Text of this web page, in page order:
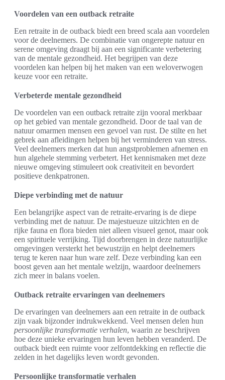
Voordelen van een outback retraite
Een retraite in de outback biedt een breed scala aan voordelen
voor de deelnemers. De combinatie van ongerepte natuur en
serene omgeving draagt bij aan een significante verbetering
van de mentale gezondheid. Het begrijpen van deze
voordelen kan helpen bij het maken van een weloverwogen
keuze voor een retraite.
Verbeterde mentale gezondheid
De voordelen van een outback retraite zijn vooral merkbaar
op het gebied van mentale gezondheid. Door de taal van de
natuur omarmen mensen een gevoel van rust. De stilte en het
gebrek aan afleidingen helpen bij het verminderen van stress.
Veel deelnemers merken dat hun angstproblemen afnemen en
hun algehele stemming verbetert. Het kennismaken met deze
nieuwe omgeving stimuleert ook creativiteit en bevordert
positieve denkpatronen.
Diepe verbinding met de natuur
Een belangrijke aspect van de retraite-ervaring is de diepe
verbinding met de natuur. De majestueuze uitzichten en de
rijke fauna en flora bieden niet alleen visueel genot, maar ook
een spirituele verrijking. Tijd doorbrengen in deze natuurlijke
omgevingen versterkt het bewustzijn en helpt deelnemers
terug te keren naar hun ware zelf. Deze verbinding kan een
boost geven aan het mentale welzijn, waardoor deelnemers
zich meer in balans voelen.
Outback retraite ervaringen van deelnemers
De ervaringen van deelnemers aan een retraite in de outback
zijn vaak bijzonder indrukwekkend. Veel mensen delen hun
persoonlijke transformatie verhalen, waarin ze beschrijven
hoe deze unieke ervaringen hun leven hebben veranderd. De
outback biedt een ruimte voor zelfontdekking en reflectie die
zelden in het dagelijks leven wordt gevonden.
Persoonlijke transformatie verhalen